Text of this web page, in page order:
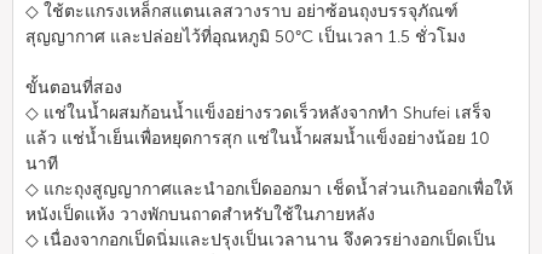
◇ ใช้ตะแกรงเหล็กสแตนเลสวางราบ อย่าซ้อนถุงบรรจุภัณฑ์
สุญญากาศ และปล่อยไว้ที่อุณหภูมิ 50°C เป็นเวลา 1.5 ชั่วโมง
ขั้นตอนที่สอง
◇ แช่ในน้ำผสมก้อนน้ำแข็งอย่างรวดเร็วหลังจากทำ Shufei เสร็จ
แล้ว แช่น้ำเย็นเพื่อหยุดการสุก แช่ในน้ำผสมน้ำแข็งอย่างน้อย 10
นาที
◇ แกะถุงสูญญากาศและนำอกเป็ดออกมา เช็ดน้ำส่วนเกินออกเพื่อให้
หนังเป็ดแห้ง วางพักบนถาดสำหรับใช้ในภายหลัง
◇ เนื่องจากอกเป็ดนิ่มและปรุงเป็นเวลานาน จึงควรย่างอกเป็ดเป็น